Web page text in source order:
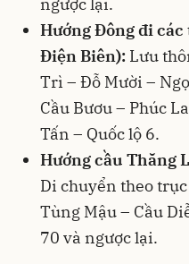
Hướng Đông đi các
Điện Biên): Lưu
Trì – Đỗ Mười –
Cầu Bươu – Phúc
Tấn – Quốc lộ 6.
Hướng cầu Thăng
Di chuyển theo
Tùng Mậu – Cầu
70 và ngược lại.